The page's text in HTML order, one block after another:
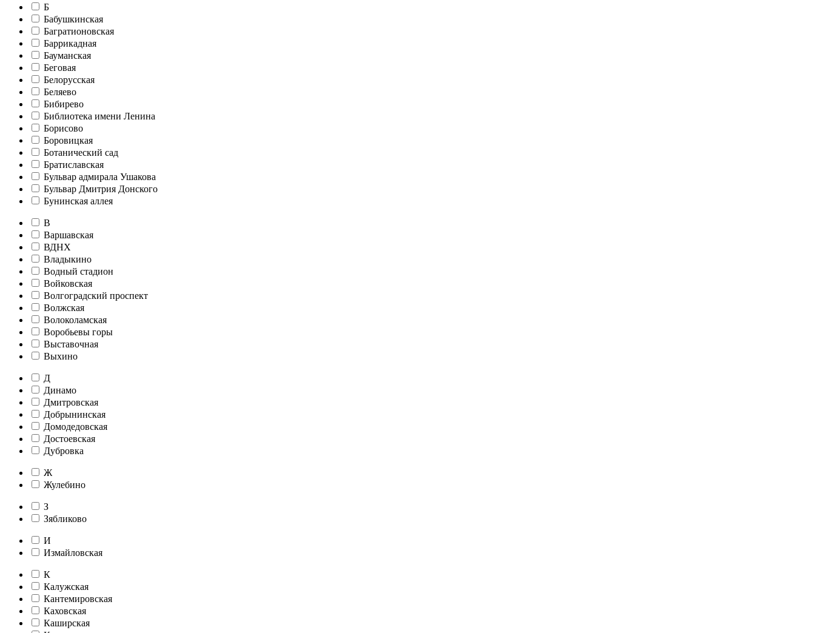
Б
Бабушкинская
Багратионовская
Баррикадная
Бауманская
Беговая
Белорусская
Беляево
Бибирево
Библиотека имени Ленина
Борисово
Боровицкая
Ботанический сад
Братиславская
Бульвар адмирала Ушакова
Бульвар Дмитрия Донского
Бунинская аллея
В
Варшавская
ВДНХ
Владыкино
Водный стадион
Войковская
Волгоградский проспект
Волжская
Волоколамская
Воробьевы горы
Выставочная
Выхино
Д
Динамо
Дмитровская
Добрынинская
Домодедовская
Достоевская
Дубровка
Ж
Жулебино
З
Зябликово
И
Измайловская
К
Калужская
Кантемировская
Каховская
Каширская